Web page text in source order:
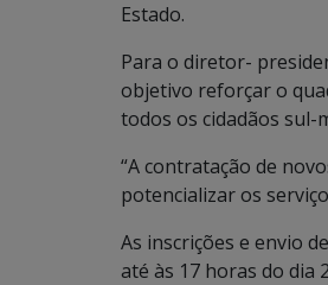
Estado.
Para o diretor-
objetivo reforçar o
todos os cidadãos sul-
“A contratação de
potencializar os
As inscrições e envio
até às 17 horas do dia